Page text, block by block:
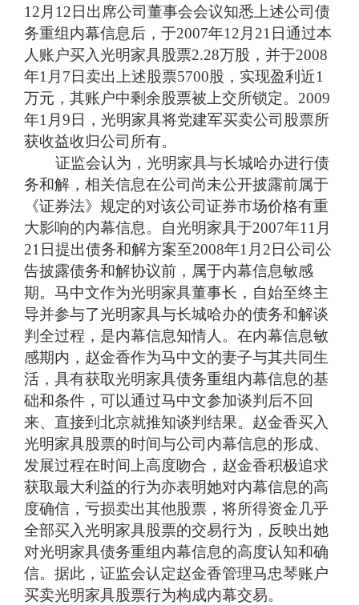
12月 12 日 出席公司董事会会议知悉上述公司债
务重组内幕信息后，于2007年12月 21 日通过本
人账户买入光明家具股票2.28万股，并于2008
年1月 7 日卖出上述股票5700股，实现盈利近1
万元，其账户中剩余股票被上交所锁定。 2009
年1月 9 日 ，光明家具将党建军买卖公司股票所
获收益收归公司所有。
证监会认为，光明家具与长城哈办进行债
务和解，相关信息在公司尚未公开披露前属于
《证券法》规定的对该公司证券市场价格有重
大影响的内幕信息。自光明家具于2007年11月
21 日提出债务和解方案至2008年1月 2 日公司公
告披露债务和解协议前，属于内幕信息敏感
期。马中文作为光明家具董事长，自始至终主
导并参与了光明家具与长城哈办的债务和解谈
判全过程，是内幕信息知情人。在内幕信息敏
感期内，赵金香作为马中文的妻子与其共同生
活，具有获取光明家具债务重组内幕信息的基
础和条件，可以通过马中文参加谈判后不回
来、直接到北京就推知谈判结果。赵金香买入
光明家具股票的时间与公司内幕信息的形成、
发展过程在时间上高度吻合，赵金香积极追求
获取最大利益的行为亦表明她对内幕信息的高
度确信，亏损卖出其他股票，将所得资金几乎
全部买入光明家具股票的交易行为，反映出她
对光明家具债务重组内幕信息的高度认知和确
信。据此，证监会认定赵金香管理马忠琴账户
买卖光明家具股票行为构成内幕交易。